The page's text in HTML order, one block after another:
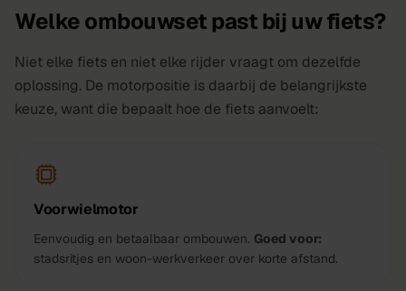
Welke ombouwset past bij uw fiets?
Niet elke fiets en niet elke rijder vraagt om dezelfde
oplossing. De motorpositie is daarbij de belangrijkste
keuze, want die bepaalt hoe de fiets aanvoelt:
Voorwielmotor
Eenvoudig en betaalbaar ombouwen. Goed voor:
stadsritjes en woon-werkverkeer over korte afstand.